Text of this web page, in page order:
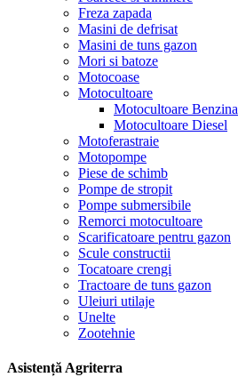
Freza zapada
Masini de defrisat
Masini de tuns gazon
Mori si batoze
Motocoase
Motocultoare
Motocultoare Benzina
Motocultoare Diesel
Motoferastraie
Motopompe
Piese de schimb
Pompe de stropit
Pompe submersibile
Remorci motocultoare
Scarificatoare pentru gazon
Scule constructii
Tocatoare crengi
Tractoare de tuns gazon
Uleiuri utilaje
Unelte
Zootehnie
Asistență Agriterra